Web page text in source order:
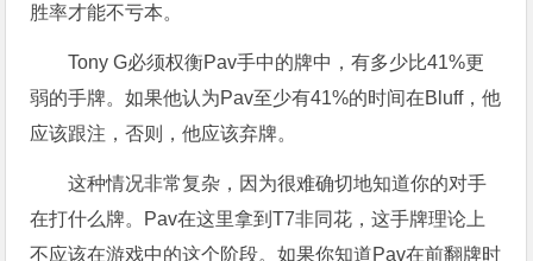
胜率才能不亏本。
Tony G必须权衡Pav手中的牌中，有多少比41%更
弱的手牌。如果他认为Pav至少有41%的时间在Bluff，他
应该跟注，否则，他应该弃牌。
这种情况非常复杂，因为很难确切地知道你的对手
在打什么牌。Pav在这里拿到T7非同花，这手牌理论上
不应该在游戏中的这个阶段。如果你知道Pav在前翻牌时